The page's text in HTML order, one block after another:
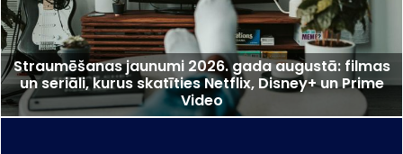
Straumēšanas jaunumi 2026. gada augustā: filmas
un seriāli, kurus skatīties Netflix, Disney+ un Prime
Video